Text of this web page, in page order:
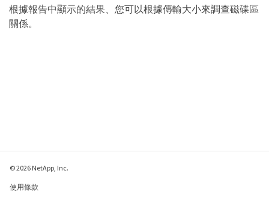
根據報告中顯示的結果、您可以根據傳輸大小來調查磁碟區
關係。
© 2026 NetApp, Inc.
使用條款